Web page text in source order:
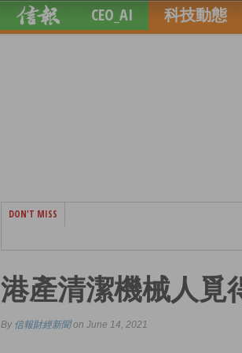
CEO_AI 科技動態
DON'T MISS
港產清潔機械人覓
By 信報財經新聞on June 14, 2021